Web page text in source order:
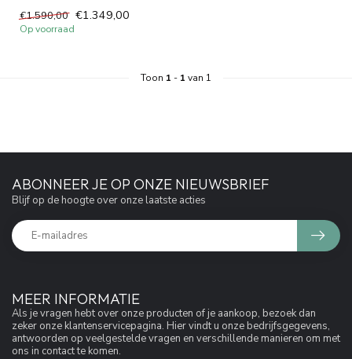
hoofddouche ingebouwde
ther...
€1.590,00 €1.349,00
Op voorraad
Toon 1 - 1 van 1
MEER INFORMATIE
Als je vragen hebt over onze producten of je aankoop, bezoek dan
zeker onze klantenservicepagina. Hier vindt u onze bedrijfsgegevens,
antwoorden op veelgestelde vragen en verschillende manieren om met
ons in contact te komen.
ABONNEER JE OP ONZE NIEUWSBRIEF
Blijf op de hoogte over onze laatste acties